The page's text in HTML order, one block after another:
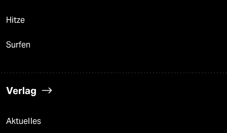
Hitze
Surfen
Verlag
Aktuelles